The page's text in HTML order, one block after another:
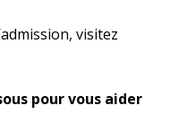
visitez
pour vous aider